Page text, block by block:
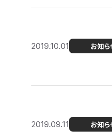
2019.10.01 お知ら
2019.09.11 お知ら